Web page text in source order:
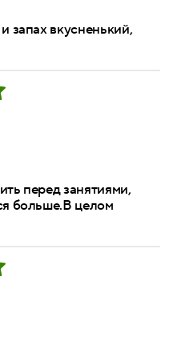
запах вкусненький,
перед занятиями,
больше.В целом